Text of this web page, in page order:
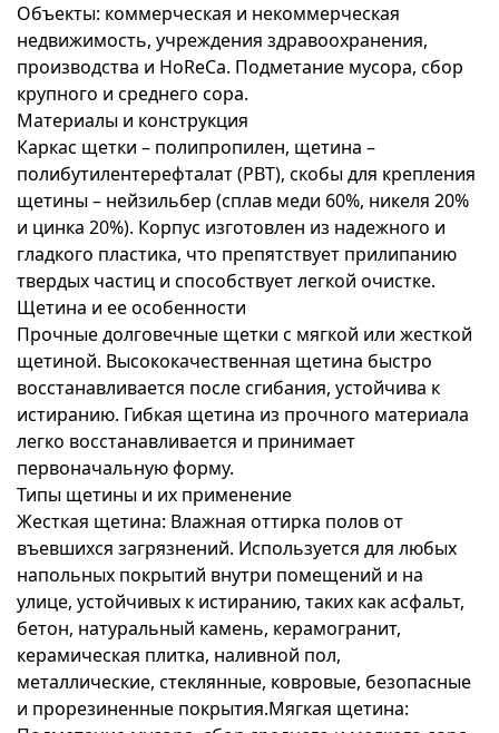
Объекты: коммерческая и некоммерческая
недвижимость, учреждения здравоохранения,
производства и HoReCa. Подметание мусора, сбор
крупного и среднего сора.
Материалы и конструкция
Каркас щетки – полипропилен, щетина –
полибутилентерефталат (PBT), скобы для крепления
щетины – нейзильбер (сплав меди 60%, никеля 20%
и цинка 20%). Корпус изготовлен из надежного и
гладкого пластика, что препятствует прилипанию
твердых частиц и способствует легкой очистке.
Щетина и ее особенности
Прочные долговечные щетки с мягкой или жесткой
щетиной. Высококачественная щетина быстро
восстанавливается после сгибания, устойчива к
истиранию. Гибкая щетина из прочного материала
легко восстанавливается и принимает
первоначальную форму.
Типы щетины и их применение
Жесткая щетина: Влажная оттирка полов от
въевшихся загрязнений. Используется для любых
напольных покрытий внутри помещений и на
улице, устойчивых к истиранию, таких как асфальт,
бетон, натуральный камень, керамогранит,
керамическая плитка, наливной пол,
металлические, стеклянные, ковровые, безопасные
и прорезиненные покрытия.Мягкая щетина: